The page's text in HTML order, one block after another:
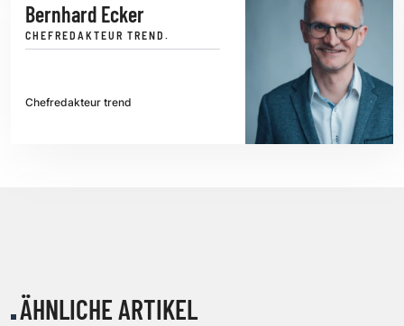
Bernhard Ecker
CHEFREDAKTEUR TREND.
Chefredakteur trend
ÄHNLICHE ARTIKEL